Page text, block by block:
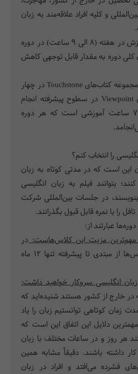
و کلیه افراد علاقه­‌مند به زبان
با افزایش ساعات آموزش در هفته (8 الی 9 ساعت) در دوره­‌
دوره­ به مقدار قابل توجهی کاهش
آموزش دوره­ فشرده با مجموعه کتاب‌­های Touchstone در چهار
سطح اول و کتاب­‌های Viewpoint در سطوح پیشرفته انجام
می‌­شود. طول دوره­ 70 ساعت آموزشی است که هر دوره
را انتخاب کنم؟
این است که در مدتی کوتاه به زبان
بتوانند فیلم به زبان انگلیسی
بنویسند، در جلسات بین‌المللی شرکت
را با نمره قابل قبول بگذرانند.
عبارتند از:
مزیت این کلاس‌هاست:در
این کلاس‌ها از مبتدی تا پیشرفته تنها 12 ماه
انگلیسی سروکار خواهید داشت:
در خارج از کشور هستند شنیده‌اید که
زمان کوتاهی توانستیم زبان را یاد
دلایل این اتفاق این است که
هر روز و در ساعات مختلف با زبان
داشته باشند. دقیقاً مشابه همین
‌فشرده می‌افتد و افراد در زبان